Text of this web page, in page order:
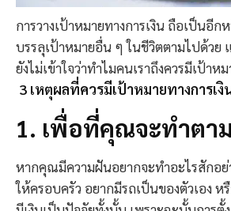
การวางเป้าหมายทางการเงิน ถือเป็นอี
บรรลุเป้าหมายอื่น ๆ ในชีวิตตามไปด้วย
ยังไม่เข้าใจว่าทำไมคนเราถึงควรมีเป้า
3 เหตุผลที่ควรมีเป้าหมายทางการเงิ
1. เพื่อที่คุณจะทำตา
หากคุณมีความฝันอยากจะทำอะไรสักอย่
ให้ครอบครัว อยากมีรถเป็นของตัวเอง